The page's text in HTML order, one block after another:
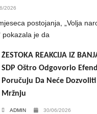
2026
postojanja, „Volja
pokazala je da
ŽESTOKA REAKCIJA IZ
SDP Oštro Odgovorio
Poručuju Da Neće Dozvoliti
Mržnju
ADMIN 30/06/2026